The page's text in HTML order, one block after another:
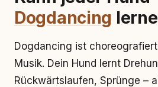
Dogdancing
Dogdancing ist
Musik. Dein Hund lernt
Rückwärtslaufen, Sprünge –